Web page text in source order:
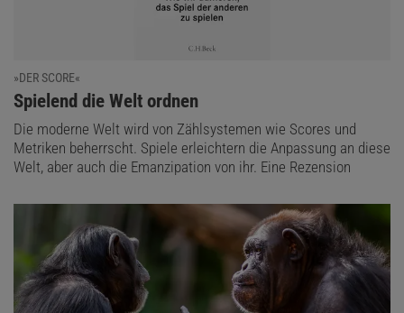
»DER SCORE«
:
Spielend die Welt ordnen
Die moderne Welt wird von Zählsystemen wie Scores und
Metriken beherrscht. Spiele erleichtern die Anpassung an diese
Welt, aber auch die Emanzipation von ihr. Eine Rezension